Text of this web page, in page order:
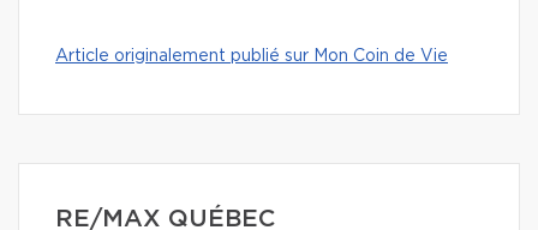
Article originalement publié sur Mon Coin de Vie
RE/MAX QUÉBEC